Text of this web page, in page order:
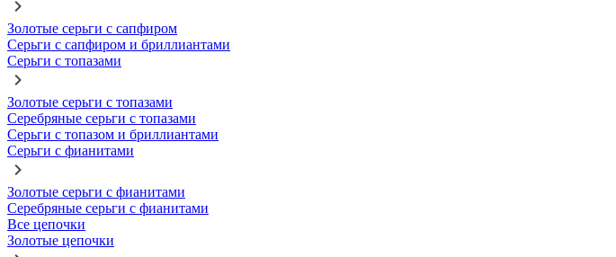
Золотые серьги с сапфиром
Серьги с сапфиром и бриллиантами
Серьги с топазами
Золотые серьги с топазами
Серебряные серьги с топазами
Серьги с топазом и бриллиантами
Серьги с фианитами
Золотые серьги с фианитами
Серебряные серьги с фианитами
Все цепочки
Золотые цепочки